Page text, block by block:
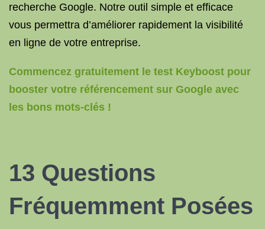
recherche Google. Notre outil simple et efficace
vous permettra d’améliorer rapidement la visibilité
en ligne de votre entreprise.
Commencez gratuitement le test Keyboost pour
booster votre référencement sur Google avec
les bons mots-clés !
13 Questions
Fréquemment Posées